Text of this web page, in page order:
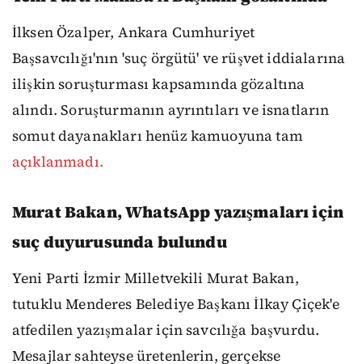
İlksen Özalper, Ankara Cumhuriyet
Başsavcılığı'nın 'suç örgütü' ve rüşvet iddialarına
ilişkin soruşturması kapsamında gözaltına
alındı. Soruşturmanın ayrıntıları ve isnatların
somut dayanakları henüz kamuoyuna tam
açıklanmadı.
Murat Bakan, WhatsApp yazışmaları için
suç duyurusunda bulundu
Yeni Parti İzmir Milletvekili Murat Bakan,
tutuklu Menderes Belediye Başkanı İlkay Çiçek'e
atfedilen yazışmalar için savcılığa başvurdu.
Mesajlar sahteyse üretenlerin, gerçekse